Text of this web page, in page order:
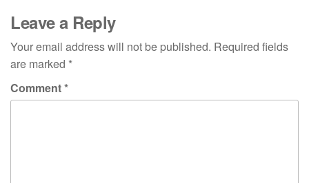
Leave a Reply
Your email address will not be published. Required fields
are marked *
Comment*